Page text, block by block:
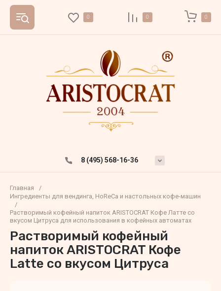
0 0 0
8 (495) 568-16-36
Главная
/
Ингредиенты для вендинга, HoReCa и настольных кофе-машин
/
Растворимый кофейный напиток ARISTOCRAT Кофе Латте со
вкусом Цитруса для использования в кофейных автоматах
Растворимый кофейный
напиток ARISTOCRAT Кофе
Latte со вкусом Цитруса